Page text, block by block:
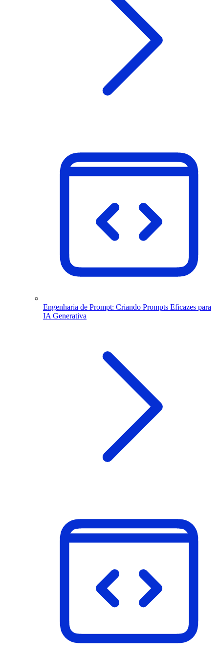
Engenharia de Prompt: Criando Prompts Eficazes para
IA Generativa